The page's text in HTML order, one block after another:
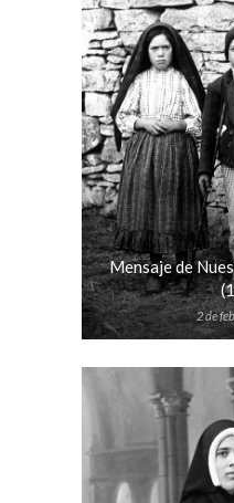
Mensaje de
2 de